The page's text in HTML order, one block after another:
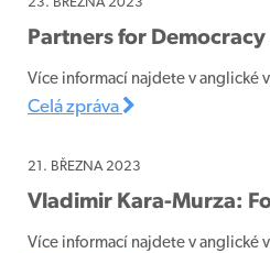
Partners for Democracy
Více informací najdete v anglické
Celá zpráva
21. BŘEZNA 2023
Vladimir Kara-Murza:
Více informací najdete v anglické